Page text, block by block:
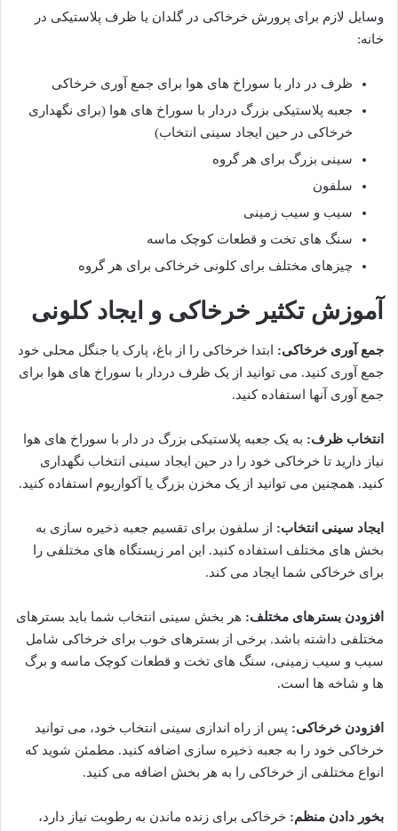
وسایل لازم برای پرورش خرخاکی در گلدان یا ظرف پلاستیکی در
خانه:
ظرف در دار با سوراخ های هوا برای جمع آوری خرخاکی
جعبه پلاستیکی بزرگ دردار با سوراخ های هوا (برای نگهداری
خرخاکی در حین ایجاد سینی انتخاب)
سینی بزرگ برای هر گروه
سلفون
سیب و سیب زمینی
سنگ های تخت و قطعات کوچک ماسه
چیزهای مختلف برای کلونی خرخاکی برای هر گروه
آموزش تکثیر خرخاکی و ایجاد کلونی
جمع آوری خرخاکی: ابتدا خرخاکی را از باغ، پارک یا جنگل محلی خود
جمع آوری کنید. می توانید از یک ظرف دردار با سوراخ های هوا برای
جمع آوری آنها استفاده کنید.
انتخاب ظرف: به یک جعبه پلاستیکی بزرگ در دار با سوراخ های هوا
نیاز دارید تا خرخاکی خود را در حین ایجاد سینی انتخاب نگهداری
کنید. همچنین می توانید از یک مخزن بزرگ یا آکواریوم استفاده کنید.
ایجاد سینی انتخاب: از سلفون برای تقسیم جعبه ذخیره سازی به
بخش های مختلف استفاده کنید. این امر زیستگاه های مختلفی را
برای خرخاکی شما ایجاد می کند.
افزودن بسترهای مختلف: هر بخش سینی انتخاب شما باید بسترهای
مختلفی داشته باشد. برخی از بسترهای خوب برای خرخاکی شامل
سیب و سیب زمینی، سنگ های تخت و قطعات کوچک ماسه و برگ
ها و شاخه ها است.
افزودن خرخاکی: پس از راه اندازی سینی انتخاب خود، می توانید
خرخاکی خود را به جعبه ذخیره سازی اضافه کنید. مطمئن شوید که
انواع مختلفی از خرخاکی را به هر بخش اضافه می کنید.
بخور دادن منظم: خرخاکی برای زنده ماندن به رطوبت نیاز دارد،